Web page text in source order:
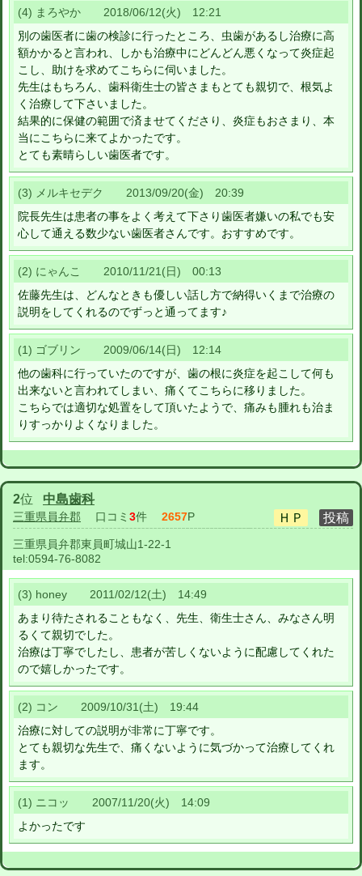
(4) まろやか 2018/06/12(火) 12:21
別の歯医者に歯の検診に行ったところ、虫歯があるし治療に高
額かかると言われ、しかも治療中にどんどん悪くなって炎症起
こし、助けを求めてこちらに伺いました。
先生はもちろん、歯科衛生士の皆さまもとても親切で、根気よ
く治療して下さいました。
結果的に保健の範囲で済ませてくださり、炎症もおさまり、本
当にこちらに来てよかったです。
とても素晴らしい歯医者です。
(3) メルキセデク 2013/09/20(金) 20:39
院長先生は患者の事をよく考えて下さり歯医者嫌いの私でも安
心して通える数少ない歯医者さんです。おすすめです。
(2) にゃんこ 2010/11/21(日) 00:13
佐藤先生は、どんなときも優しい話し方で納得いくまで治療の
説明をしてくれるのでずっと通ってます♪
(1) ゴブリン 2009/06/14(日) 12:14
他の歯科に行っていたのですが、歯の根に炎症を起こして何も
出来ないと言われてしまい、痛くてこちらに移りました。
こちらでは適切な処置をして頂いたようで、痛みも腫れも治ま
りすっかりよくなりました。
2位 中島歯科
三重県員弁郡 口コミ 3件 2657P
三重県員弁郡東員町城山1-22-1
tel:0594-76-8082
(3) honey 2011/02/12(土) 14:49
あまり待たされることもなく、先生、衛生士さん、みなさん明
るくて親切でした。
治療は丁寧でしたし、患者が苦しくないように配慮してくれた
ので嬉しかったです。
(2) コン 2009/10/31(土) 19:44
治療に対しての説明が非常に丁寧です。
とても親切な先生で、痛くないように気づかって治療してくれ
ます。
(1) ニコッ 2007/11/20(火) 14:09
よかったです